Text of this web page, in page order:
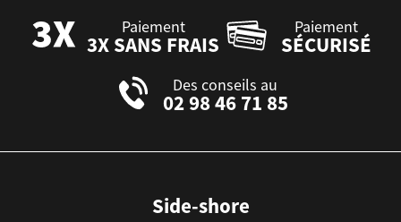
Paiement
3X SANS FRAIS
Paiement
SÉCURISÉ
Des conseils au
02 98 46 71 85
Side-shore